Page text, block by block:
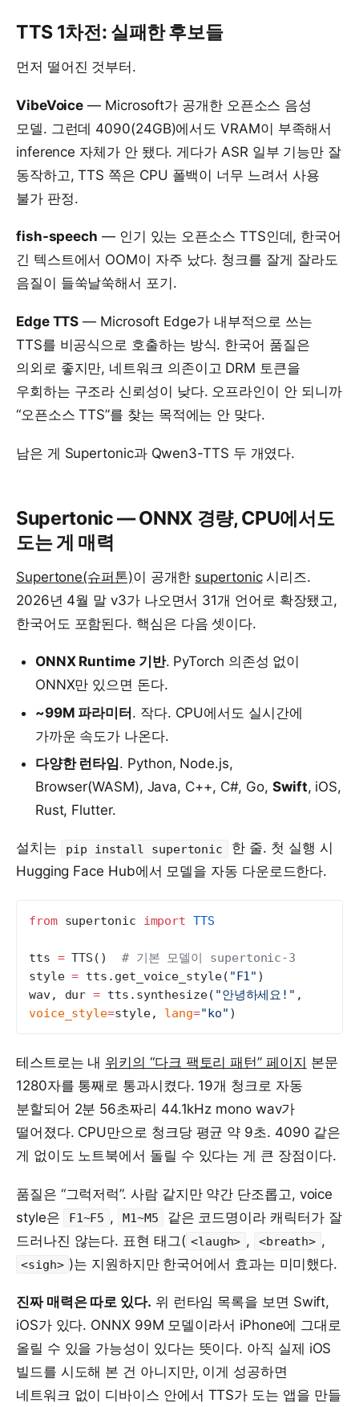
TTS 1차전: 실패한 후보들
먼저 떨어진 것부터.
VibeVoice — Microsoft가 공개한 오픈소스 음성
모델. 그런데 4090(24GB)에서도 VRAM이 부족해서
inference 자체가 안 됐다. 게다가 ASR 일부 기능만 잘
동작하고, TTS 쪽은 CPU 폴백이 너무 느려서 사용
불가 판정.
fish-speech — 인기 있는 오픈소스 TTS인데, 한국어
긴 텍스트에서 OOM이 자주 났다. 청크를 잘게 잘라도
음질이 들쑥날쑥해서 포기.
Edge TTS — Microsoft Edge가 내부적으로 쓰는
TTS를 비공식으로 호출하는 방식. 한국어 품질은
의외로 좋지만, 네트워크 의존이고 DRM 토큰을
우회하는 구조라 신뢰성이 낮다. 오프라인이 안 되니까
“오픈소스 TTS”를 찾는 목적에는 안 맞다.
남은 게 Supertonic과 Qwen3-TTS 두 개였다.
Supertonic — ONNX 경량, CPU에서도
도는 게 매력
Supertone(슈퍼톤)이 공개한 supertonic시리즈.
2026년 4월 말 v3가 나오면서 31개 언어로 확장됐고,
한국어도 포함된다. 핵심은 다음 셋이다.
ONNX Runtime 기반. PyTorch 의존성 없이
ONNX만 있으면 돈다.
~99M 파라미터. 작다. CPU에서도 실시간에
가까운 속도가 나온다.
다양한 런타임. Python, Node.js,
Browser(WASM), Java, C++, C#, Go, Swift, iOS,
Rust, Flutter.
설치는 pip install supertonic
한 줄. 첫 실행 시
Hugging Face Hub에서 모델을 자동 다운로드한다.
from supertonic import TTS
tts = TTS() # 기본 모델이 supertonic-3
style = tts.get_voice_style( "F1" )
wav, dur = tts.synthesize( "안녕하세요!"
voice_style=style, lang="ko" )
테스트로는 내 위키의 “다크 팩토리 패턴” 페이지 본문
1280자를 통째로 통과시켰다. 19개 청크로 자동
분할되어 2분 56초짜리 44.1kHz mono wav가
떨어졌다. CPU만으로 청크당 평균 약 9초. 4090 같은
게 없이도 노트북에서 돌릴 수 있다는 게 큰 장점이다.
품질은 “그럭저럭”. 사람 같지만 약간 단조롭고, voice
style은
F1~F5 , M1~M5
같은 코드명이라 캐릭터가 잘
드러나진 않는다. 표현 태그( <laugh> , <breath> ,
<sigh> )는 지원하지만 한국어에서 효과는 미미했다.
진짜 매력은 따로 있다. 위 런타임 목록을 보면 Swift,
iOS가 있다. ONNX 99M 모델이라서 iPhone에 그대로
올릴 수 있을 가능성이 있다는 뜻이다. 아직 실제 iOS
빌드를 시도해 본 건 아니지만, 이게 성공하면
네트워크 없이 디바이스 안에서 TTS가 도는 앱을 만들